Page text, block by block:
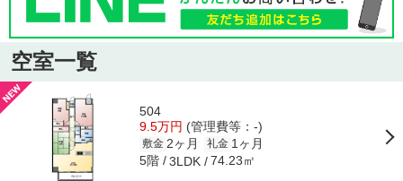
空室一覧
504
9.5万円 (管理費等：-)
敷金 2ヶ月 礼金 1ヶ月
5階 3LDK 74.23㎡